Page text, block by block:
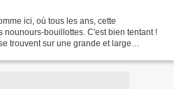
ici, où tous les ans, cette
nounours-bouillottes. C'est bien tentant !
trouvent sur une grande et large